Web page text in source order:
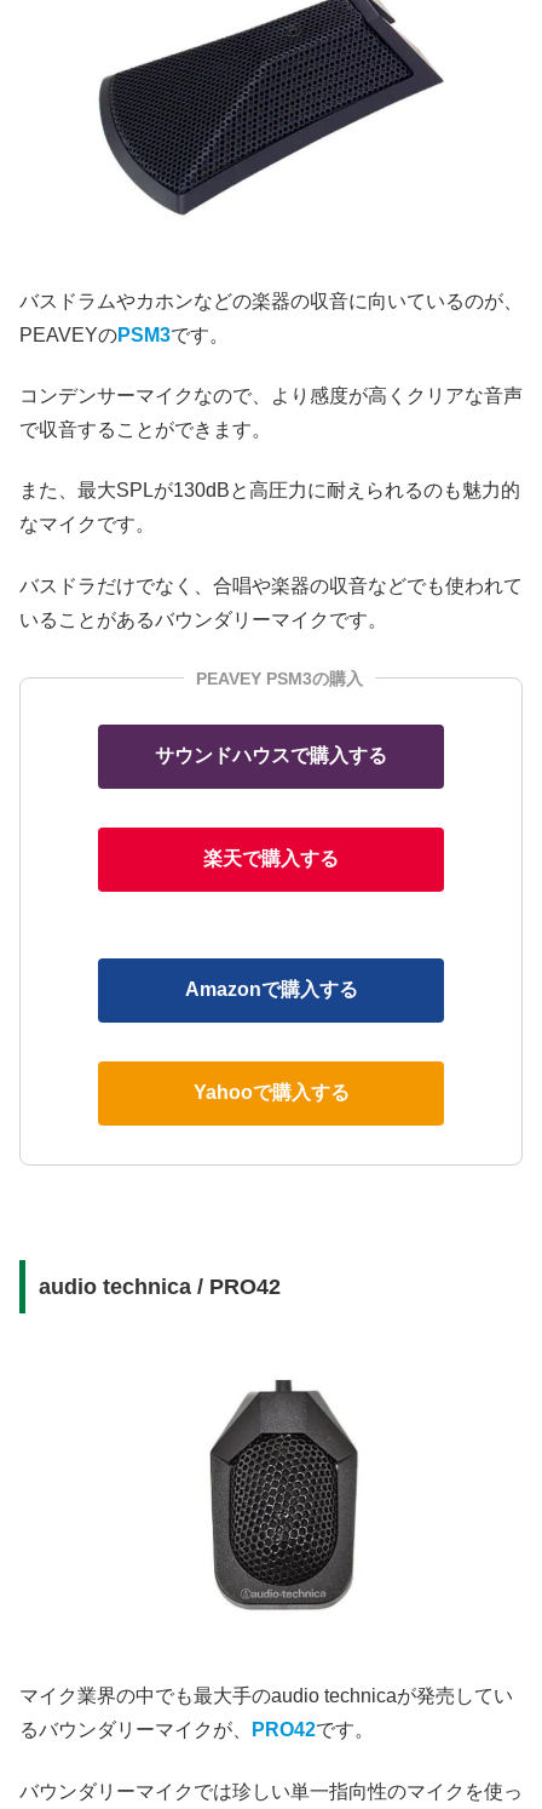
バスドラムやカホンなどの楽器の収音に向いているのが、
PEAVEYのPSM3です。
コンデンサーマイクなので、より感度が高くクリアな音声
で収音することができます。
また、最大SPLが130dBと高圧力に耐えられるのも魅力的
なマイクです。
バスドラだけでなく、合唱や楽器の収音などでも使われて
いることがあるバウンダリーマイクです。
PEAVEY PSM3の購入
サウンドハウスで購入する
楽天で購入する
Amazonで購入する
Yahooで購入する
audio technica / PRO42
マイク業界の中でも最大手のaudio technicaが発売してい
るバウンダリーマイクが、
PRO42です。
バウンダリーマイクでは珍しい単一指向性のマイクを使っ